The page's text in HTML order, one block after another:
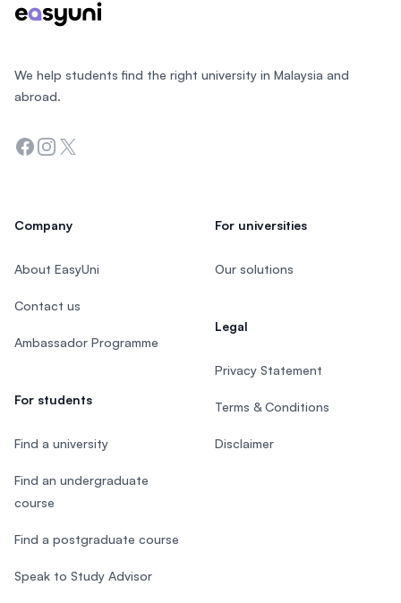
We help students find the right university in Malaysia and
abroad.
Facebook
Instagram
Twitter
Company
About EasyUni
Contact us
Ambassador Programme
For students
Find a university
Find an undergraduate
course
Find a postgraduate course
Speak to Study Advisor
For universities
Our solutions
Legal
Privacy Statement
Terms & Conditions
Disclaimer